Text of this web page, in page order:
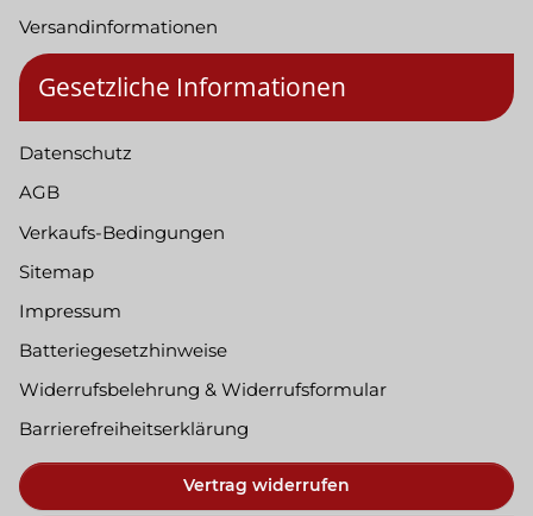
Versandinformationen
Gesetzliche Informationen
Datenschutz
AGB
Verkaufs-Bedingungen
Sitemap
Impressum
Batteriegesetzhinweise
Widerrufsbelehrung & Widerrufsformular
Barrierefreiheitserklärung
Vertrag widerrufen